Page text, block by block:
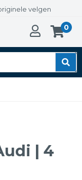
velgen
0
| 4